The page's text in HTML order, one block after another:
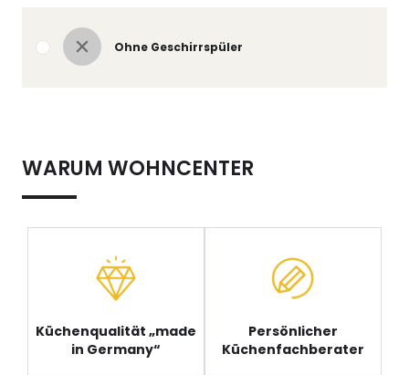
Ohne Geschirrspüler
WARUM WOHNCENTER
Küchenqualität „made
in Germany“
Persönlicher
Küchenfachberater